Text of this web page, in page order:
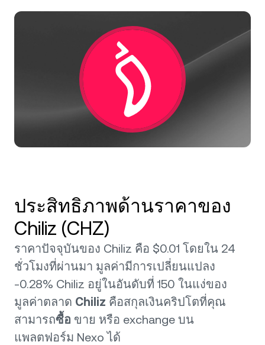
โปรแกรม Loyalty
DOT 2.93%
SOL
Wealth Academy
ประสิทธิภาพด้านราคาของ
Chiliz (CHZ)
ราคาปัจจุบันของ Chiliz คือ $0.01 โดยใน 24
ชั่วโมงที่ผ่านมา มูลค่ามีการเปลี่ยนแปลง
-0.28% Chiliz อยู่ในอันดับที่ 150 ในแง่ของ
มูลค่าตลาด Chiliz คือสกุลเงินคริปโตที่คุณ
สามารถซื้อ ขาย หรือ exchange บน
แพลตฟอร์ม Nexo ได้